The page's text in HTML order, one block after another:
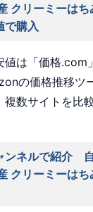
クリーミーは
で購入
値は「価格.com
の価格推移ツ
複数サイトを比
ンネルで紹介
クリーミーは